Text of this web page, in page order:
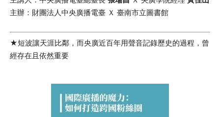
主辦：財團法人中央廣播電臺 Ｘ 臺南市立圖書館
★短波讓天涯比鄰，而央廣近百年用聲音記錄歷史的過程，曾
經存在且依然重要